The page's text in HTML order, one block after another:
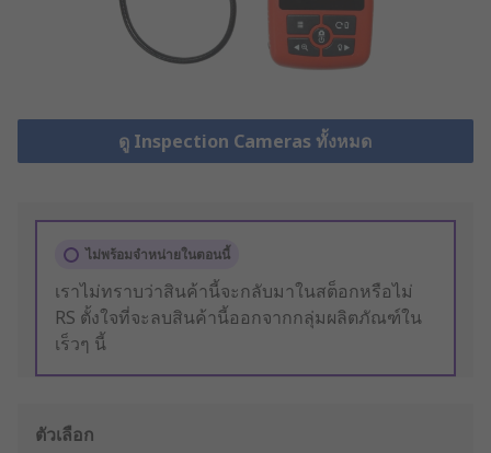
ดู Inspection Cameras ทั้งหมด
ไม่พร้อมจำหน่ายในตอนนี้
เราไม่ทราบว่าสินค้านี้จะกลับมาในสต็อกหรือไม่
RS ตั้งใจที่จะลบสินค้านี้ออกจากกลุ่มผลิตภัณฑ์ใน
เร็วๆ นี้
ตัวเลือก